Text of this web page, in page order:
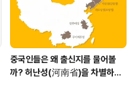
중국인들은 왜 출신지를 물어볼
까? 허난성(河南省)을 차별하는